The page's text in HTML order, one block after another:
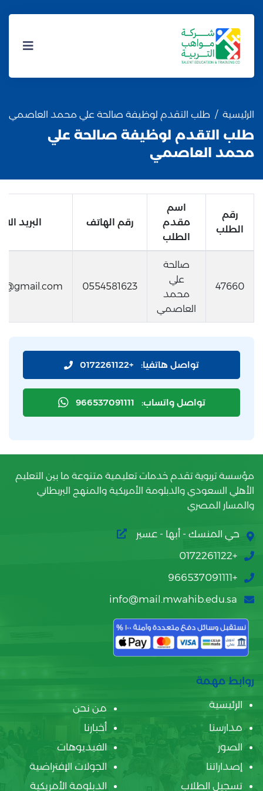
الرئيسية طلب التقدم لوظيفة صالحة علي محمد العاصمي
طلب التقدم لوظيفة صالحة علي
محمد العاصمي
رقم
الطلب
اسم
مقدم
الطلب
رقم الهاتف البريد
47660
صالحة
علي
محمد
العاصمي
0554581623
تواصل هاتفيا: +0172261122
تواصل واتساب: 966537091111
مؤسسة تربوية تقدم خدمات تعليمية متنوعة ما بين التعليم
الأهلي السعودي والدبلومة الأمريكية والمنهج البريطاني
والمسار المصري
حي المنسك - أبها - عسير
+0172261122
+966537091111
info@mail.mwahib.edu.sa
روابط مهمة
الرئيسية
من نحن
مدارسنا
أخبارنا
الصور
الفيديوهات
إصداراتنا
الجولات الإفتراضية
تسجيل الطلاب
الدبلومة الأمريكية